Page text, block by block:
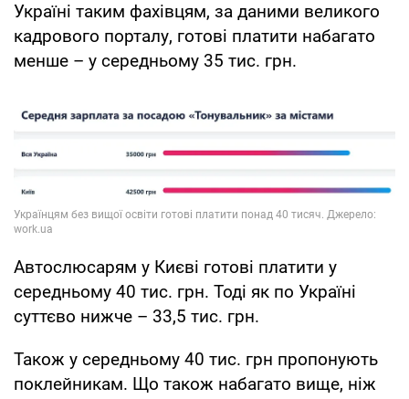
Україні таким фахівцям, за даними великого
кадрового порталу, готові платити набагато
менше – у середньому 35 тис. грн.
Автослюсарям у Києві готові платити у
середньому 40 тис. грн. Тоді як по Україні
суттєво нижче – 33,5 тис. грн.
Також у середньому 40 тис. грн пропонують
поклейникам. Що також набагато вище, ніж